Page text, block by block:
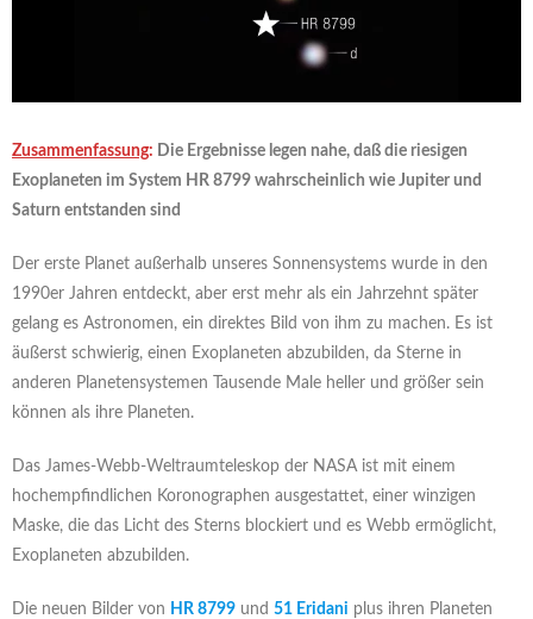
Zusammenfassung: Die Ergebnisse legen nahe, daß die riesigen
Exoplaneten im System HR 8799 wahrscheinlich wie Jupiter und
Saturn entstanden sind
Der erste Planet außerhalb unseres Sonnensystems wurde in den
1990er Jahren entdeckt, aber erst mehr als ein Jahrzehnt später
gelang es Astronomen, ein direktes Bild von ihm zu machen. Es ist
äußerst schwierig, einen Exoplaneten abzubilden, da Sterne in
anderen Planetensystemen Tausende Male heller und größer sein
können als ihre Planeten.
Das James-Webb-Weltraumteleskop der NASA ist mit einem
hochempfindlichen Koronographen ausgestattet, einer winzigen
Maske, die das Licht des Sterns blockiert und es Webb ermöglicht,
Exoplaneten abzubilden.
Die neuen Bilder von HR 8799 und 51 Eridani plus ihren Planeten